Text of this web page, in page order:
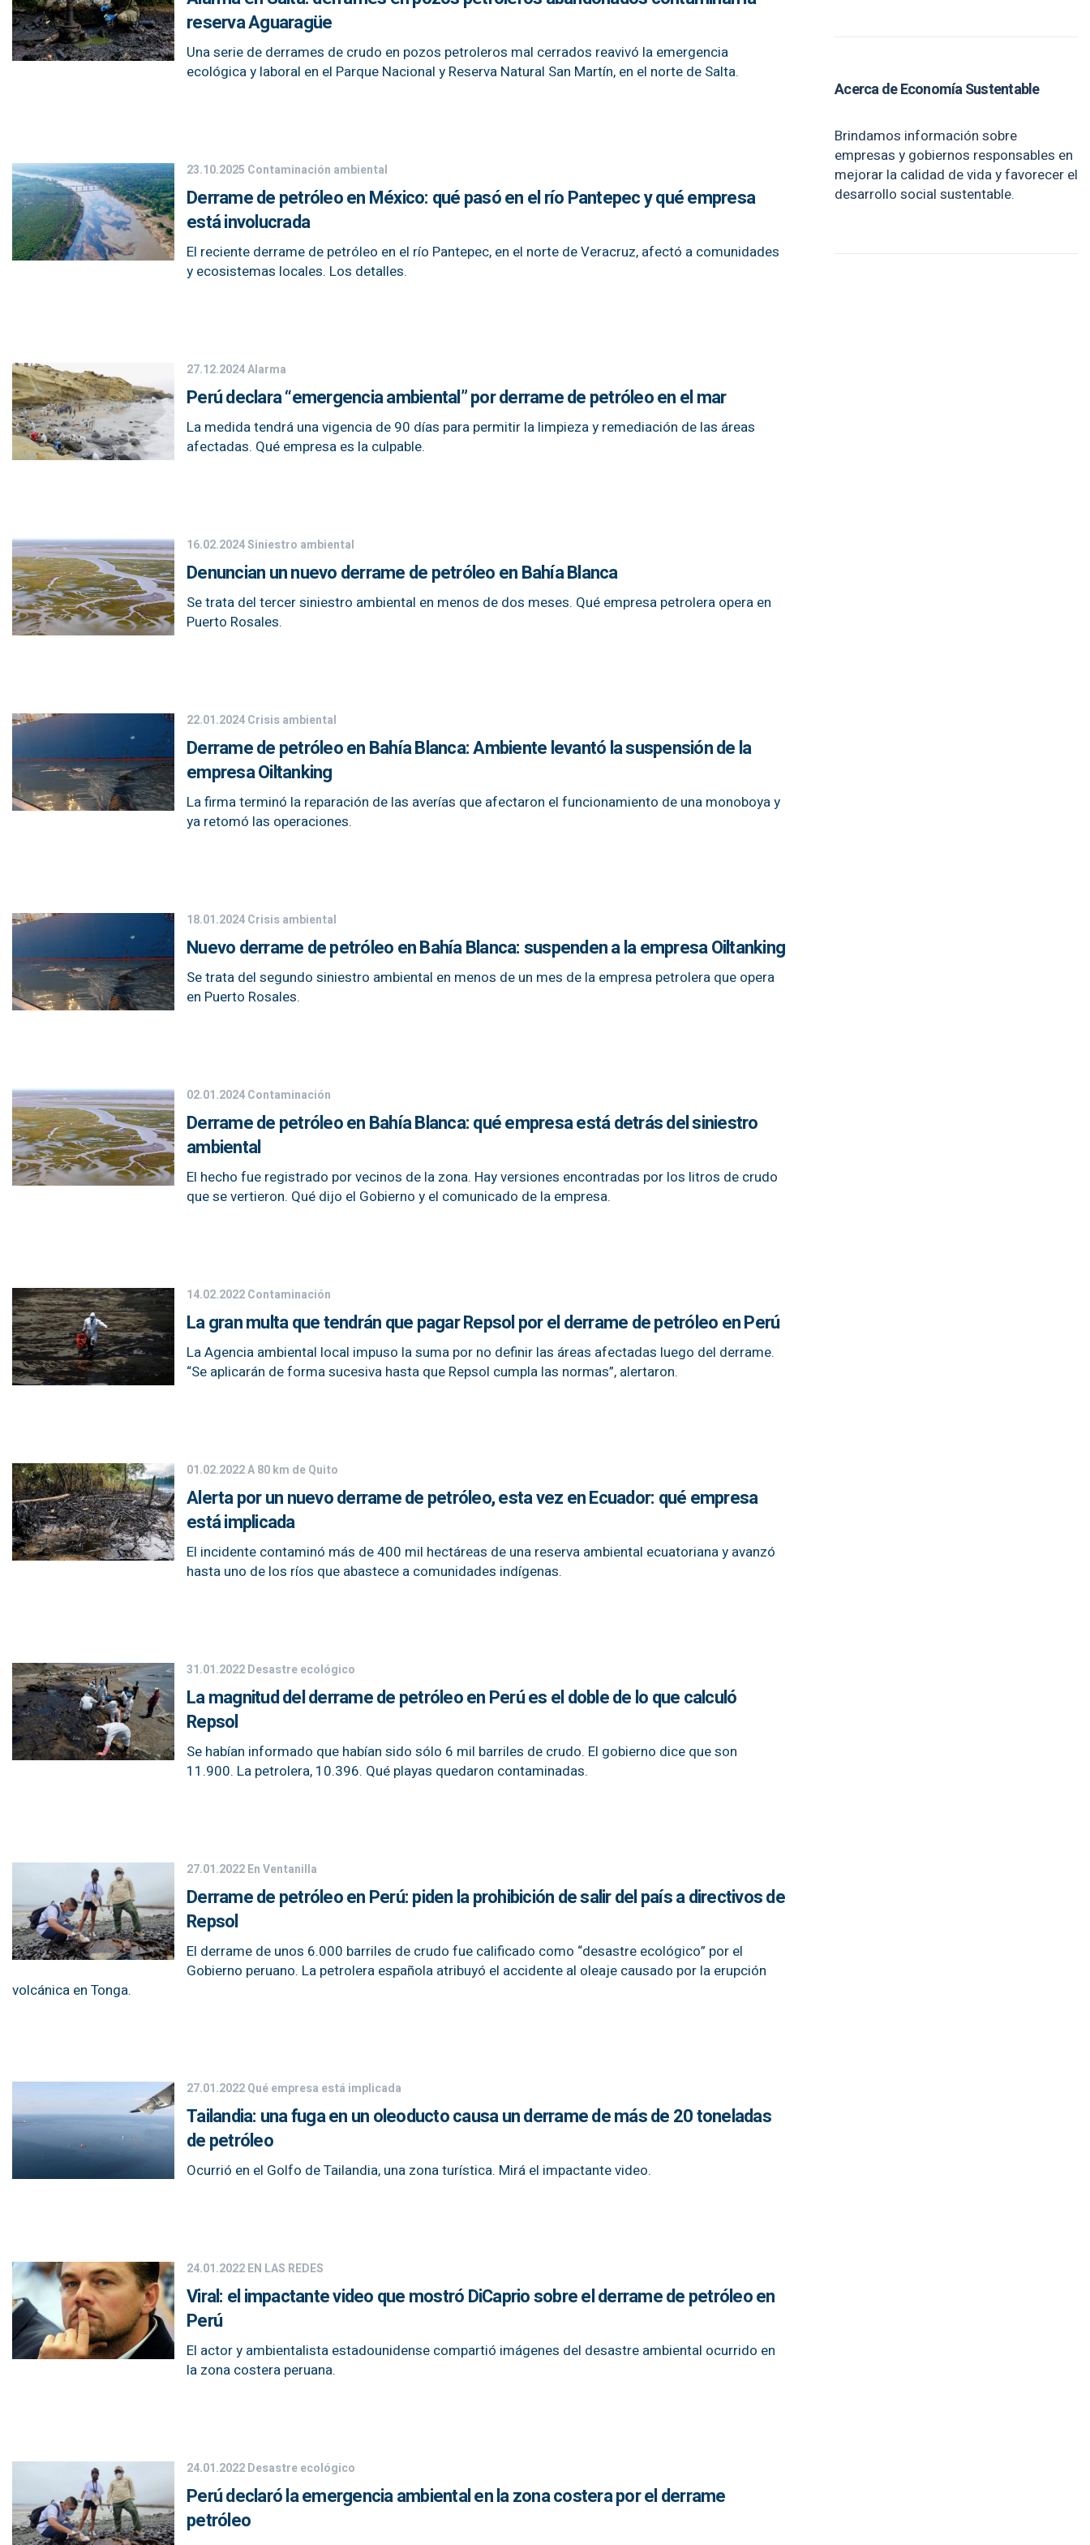
reserva Aguaragüe
Una serie de derrames de crudo en pozos petroleros mal cerrados reavivó la emergencia
ecológica y laboral en el Parque Nacional y Reserva Natural San Martín, en el norte de Salta.
23.10.2025 Contaminación ambiental
Derrame de petróleo en México: qué pasó en el río Pantepec y qué empresa
está involucrada
El reciente derrame de petróleo en el río Pantepec, en el norte de Veracruz, afectó a comunidades
y ecosistemas locales. Los detalles.
27.12.2024Alarma
Perú declara “emergencia ambiental” por derrame de petróleo en el mar
La medida tendrá una vigencia de 90 días para permitir la limpieza y remediación de las áreas
afectadas. Qué empresa es la culpable.
16.02.2024Siniestro ambiental
Denuncian un nuevo derrame de petróleo en Bahía Blanca
Se trata del tercer siniestro ambiental en menos de dos meses. Qué empresa petrolera opera en
Puerto Rosales.
22.01.2024Crisis ambiental
Derrame de petróleo en Bahía Blanca: Ambiente levantó la suspensión de la
empresa Oiltanking
La firma terminó la reparación de las averías que afectaron el funcionamiento de una monoboya y
ya retomó las operaciones.
18.01.2024Crisis ambiental
Nuevo derrame de petróleo en Bahía Blanca: suspenden a la empresa Oiltanking
Se trata del segundo siniestro ambiental en menos de un mes de la empresa petrolera que opera
en Puerto Rosales.
02.01.2024Contaminación
Derrame de petróleo en Bahía Blanca: qué empresa está detrás del siniestro
ambiental
El hecho fue registrado por vecinos de la zona. Hay versiones encontradas por los litros de crudo
que se vertieron. Qué dijo el Gobierno y el comunicado de la empresa.
14.02.2022Contaminación
La gran multa que tendrán que pagar Repsol por el derrame de petróleo en Perú
La Agencia ambiental local impuso la suma por no definir las áreas afectadas luego del derrame.
“Se aplicarán de forma sucesiva hasta que Repsol cumpla las normas”, alertaron.
01.02.2022A 80 km de Quito
Alerta por un nuevo derrame de petróleo, esta vez en Ecuador: qué empresa
está implicada
El incidente contaminó más de 400 mil hectáreas de una reserva ambiental ecuatoriana y avanzó
hasta uno de los ríos que abastece a comunidades indígenas.
31.01.2022Desastre ecológico
La magnitud del derrame de petróleo en Perú es el doble de lo que calculó
Repsol
Se habían informado que habían sido sólo 6 mil barriles de crudo. El gobierno dice que son
11.900. La petrolera, 10.396. Qué playas quedaron contaminadas.
27.01.2022En Ventanilla
Derrame de petróleo en Perú: piden la prohibición de salir del país a directivos de
Repsol
El derrame de unos 6.000 barriles de crudo fue calificado como “desastre ecológico” por el
Gobierno peruano. La petrolera española atribuyó el accidente al oleaje causado por la erupción
volcánica en Tonga.
27.01.2022Qué empresa está implicada
Tailandia: una fuga en un oleoducto causa un derrame de más de 20 toneladas
de petróleo
Ocurrió en el Golfo de Tailandia, una zona turística. Mirá el impactante video.
24.01.2022EN LAS REDES
Viral: el impactante video que mostró DiCaprio sobre el derrame de petróleo en
Perú
El actor y ambientalista estadounidense compartió imágenes del desastre ambiental ocurrido en
la zona costera peruana.
24.01.2022Desastre ecológico
Perú declaró la emergencia ambiental en la zona costera por el derrame
petróleo
Acerca de Economía Sustentable
Brindamos información sobre
empresas y gobiernos responsables en
mejorar la calidad de vida y favorecer el
desarrollo social sustentable.